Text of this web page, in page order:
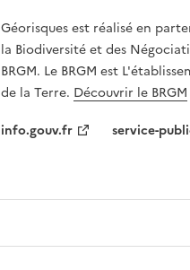
Géorisques est réalisé en
la Biodiversité et des
BRGM. Le BRGM est
de la Terre. Découvrir le BRGM
info.gouv.fr
service-